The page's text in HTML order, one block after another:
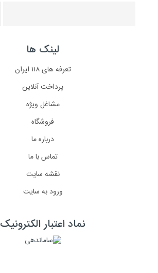
لینک ها
تعرفه های ۱۱۸ ایران
پرداخت آنلاین
مشاغل ویژه
فروشگاه
درباره ما
تماس با ما
نقشه سایت
ورود به سایت
نماد اعتبار الکترونیک